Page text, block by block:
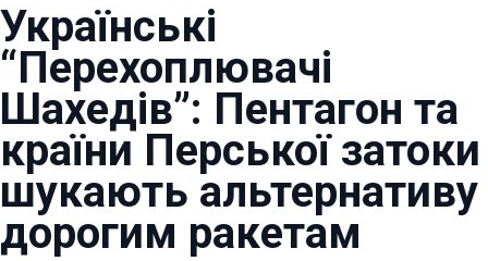
Українські
“Перехоплювачі
Шахедів”: Пентагон та
країни Перської затоки
шукають альтернативу
дорогим ракетам